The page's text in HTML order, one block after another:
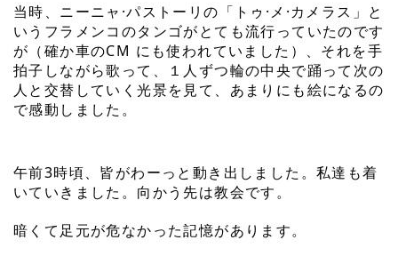
当時、ニーニャ·パストーリの「トゥ·メ·カメラス」と
いうフラメンコのタンゴがとても流行っていたのです
が（確か車のCM にも使われていました）、それを手
拍子しながら歌って、１人ずつ輪の中央で踊って次の
人と交替していく光景を見て、あまりにも絵になるの
で感動しました。
午前3時頃、皆がわーっと動き出しました。私達も着
いていきました。向かう先は教会です。
暗くて足元が危なかった記憶があります。